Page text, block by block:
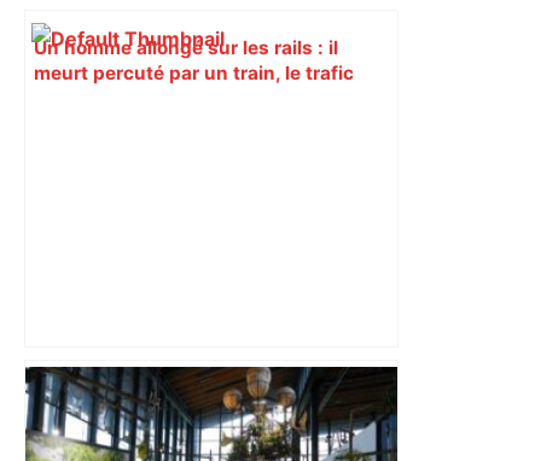
Un homme allongé sur les rails : il
meurt percuté par un train, le trafic
DIRECT. TFC-OM : Toulouse vise une
nouvelle victoire, trois jours après le
quart de finale de Coupe ! Suivez le